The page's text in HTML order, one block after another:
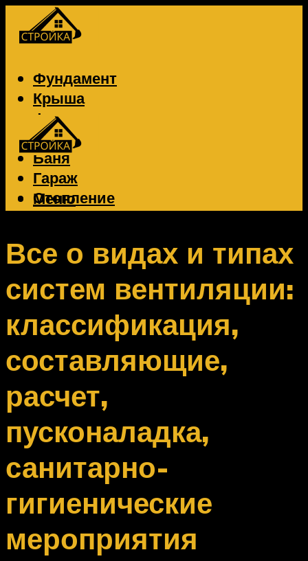
Фундамент
Крыша
Фасад
Забор
Баня
Гараж
Отопление
Вентиляция
Меню
Меню
Все о видах и типах
систем вентиляции:
классификация,
составляющие,
расчет,
пусконаладка,
санитарно-
гигиенические
мероприятия